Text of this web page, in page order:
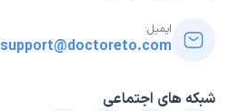
ایمیل:
support@doctoreto.com
شبکه های اجتماعی